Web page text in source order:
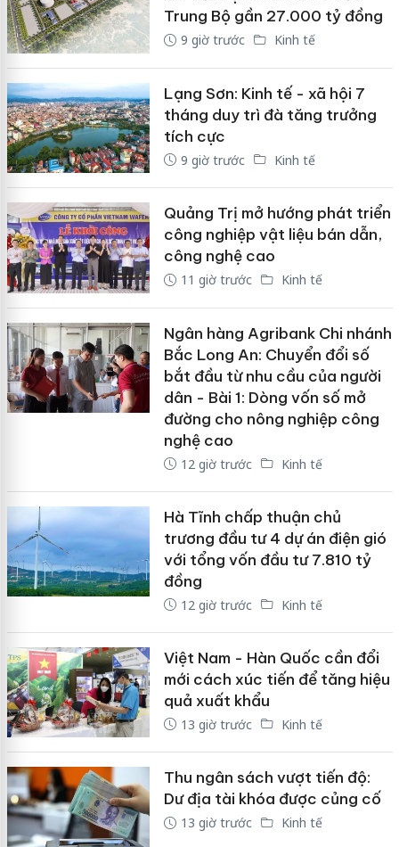
Trung Bộ gần 27.000 tỷ đồng
9 giờ trước Kinh tế
Lạng Sơn: Kinh tế - xã hội 7
tháng duy trì đà tăng trưởng
tích cực
9 giờ trước Kinh tế
Quảng Trị mở hướng phát triển
công nghiệp vật liệu bán dẫn,
công nghệ cao
11 giờ trước Kinh tế
Ngân hàng Agribank Chi nhánh
Bắc Long An: Chuyển đổi số
bắt đầu từ nhu cầu của người
dân - Bài 1: Dòng vốn số mở
đường cho nông nghiệp công
nghệ cao
12 giờ trước Kinh tế
Hà Tĩnh chấp thuận chủ
trương đầu tư 4 dự án điện gió
với tổng vốn đầu tư 7.810 tỷ
đồng
12 giờ trước Kinh tế
Việt Nam - Hàn Quốc cần đổi
mới cách xúc tiến để tăng hiệu
quả xuất khẩu
13 giờ trước Kinh tế
Thu ngân sách vượt tiến độ:
Dư địa tài khóa được củng cố
13 giờ trước Kinh tế